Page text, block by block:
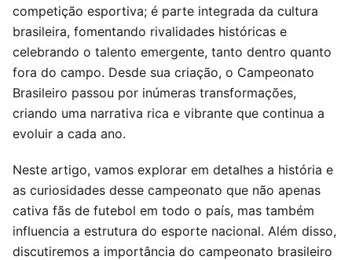
competição esportiva; é parte integrada da cultura
brasileira, fomentando rivalidades históricas e
celebrando o talento emergente, tanto dentro quanto
fora do campo. Desde sua criação, o Campeonato
Brasileiro passou por inúmeras transformações,
criando uma narrativa rica e vibrante que continua a
evoluir a cada ano.
Neste artigo, vamos explorar em detalhes a história e
as curiosidades desse campeonato que não apenas
cativa fãs de futebol em todo o país, mas também
influencia a estrutura do esporte nacional. Além disso,
discutiremos a importância do campeonato brasileiro